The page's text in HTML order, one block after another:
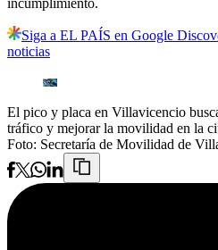
incumplimiento.
Siga a EL PAÍS en Google
noticias
El pico y placa en Villavicencio
tráfico y mejorar la movilidad en la
Foto: Secretaría de Movilidad de